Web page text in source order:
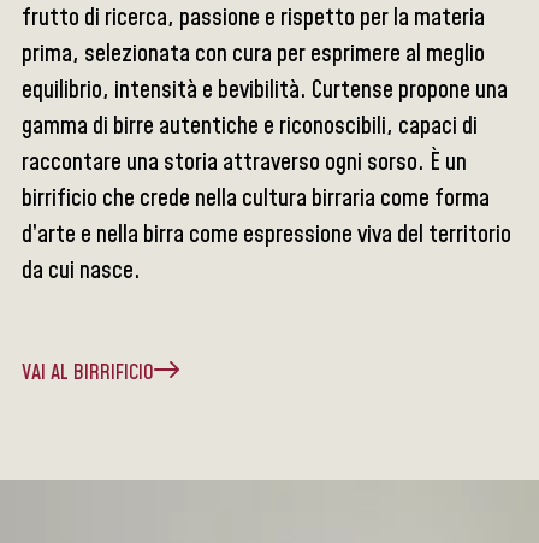
frutto di ricerca, passione e rispetto per la materia
prima, selezionata con cura per esprimere al meglio
equilibrio, intensità e bevibilità. Curtense propone una
gamma di birre autentiche e riconoscibili, capaci di
raccontare una storia attraverso ogni sorso. È un
birrificio che crede nella cultura birraria come forma
d’arte e nella birra come espressione viva del territorio
da cui nasce.
VAI AL BIRRIFICIO